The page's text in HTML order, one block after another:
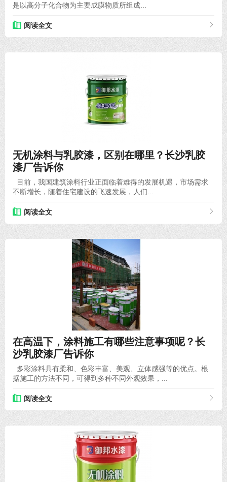
是以高分子化合物为主要成膜物质所组成...
阅读全文
无机涂料与乳胶漆，区别在哪里？长沙乳胶
漆厂告诉你
目前，我国建筑涂料行业正面临着难得的发展机遇，市场需求
不断增长，随着住宅建设的飞速发展，人们...
阅读全文
在高温下，涂料施工有哪些注意事项呢？长
沙乳胶漆厂告诉你
多彩涂料具有柔和、色彩丰富、美观、立体感强等的优点。根
据施工的方法不同，可得到多种不同外观效果，...
阅读全文